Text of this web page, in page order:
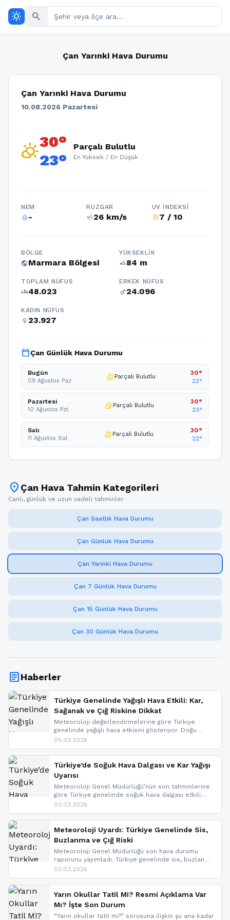
wb_sunny search
Çan Yarınki Hava Durumu
Çan Yarınki Hava Durumu
10.08.2026 Pazartesi
partly_cloudy_day30°
23°
Parçalı Bulutlu
En Yüksek / En Düşük
NEM
humidity_percentage-
RÜZGAR
air26 km/s
UV İNDEKSI
wb_sunny7 / 10
BÖLGE
publicMarmara Bölgesi
YÜKSEKLIK
terrain84 m
TOPLAM NÜFUS
groups48.023
ERKEK NÜFUS
male24.096
KADIN NÜFUS
female 23.927
calendar_todayÇan Günlük Hava Durumu
Bugün
09 Ağustos Paz partly_cloudy_dayParçalı Bulutlu
30°
22°
Pazartesi
10 Ağustos Pzt partly_cloudy_dayParçalı Bulutlu
30°
23°
Salı
11 Ağustos Sal partly_cloudy_dayParçalı Bulutlu
30°
22°
location_on Çan Hava Tahmin Kategorileri
Canlı, günlük ve uzun vadeli tahminler
Çan Saatlik Hava Durumu
Çan Günlük Hava Durumu
Çan Yarınki Hava Durumu
Çan 7 Günlük Hava Durumu
Çan 15 Günlük Hava Durumu
Çan 30 Günlük Hava Durumu
articleHaberler
Türkiye Genelinde Yağışlı Hava Etkili: Kar,
Sağanak ve Çığ Riskine Dikkat
Meteoroloji değerlendirmelerine göre Türkiye
genelinde yağışlı hava etkisini gösteriyor. Doğu
bölgelerinde kar yağışı beklenirken Marmara ve
ise çığ tehlikesi bulunuyor. İç kesimlerde sis ve pus
nedeniyle görüş mesafesinde azalma
yaşanabileceği belirtiliyor.
05.03.2026
Türkiye’de Soğuk Hava Dalgası ve Kar Yağışı
Uyarısı
Meteoroloji Genel Müdürlüğü’nün son tahminlerine
göre Türkiye genelinde soğuk hava dalgası etkili
oluyor. Birçok il için kar yağışı ve buzlanma uyarısı
03.03.2026
Meteoroloji Uyardı: Türkiye Genelinde Sis,
Buzlanma ve Çığ Riski
Meteoroloji Genel Müdürlüğü son hava durumu
raporunu yayımladı. Türkiye genelinde sis, buzlanma
ve don beklenirken Doğu Anadolu ve Doğu
yapıldı. İşte son dakika meteoroloji gelişmeleri.
03.03.2026
Yarın Okullar Tatil Mi? Resmi Açıklama Var
Mı? İşte Son Durum
“Yarın okullar tatil mi?” sorusuna ilişkin şu ana kadar